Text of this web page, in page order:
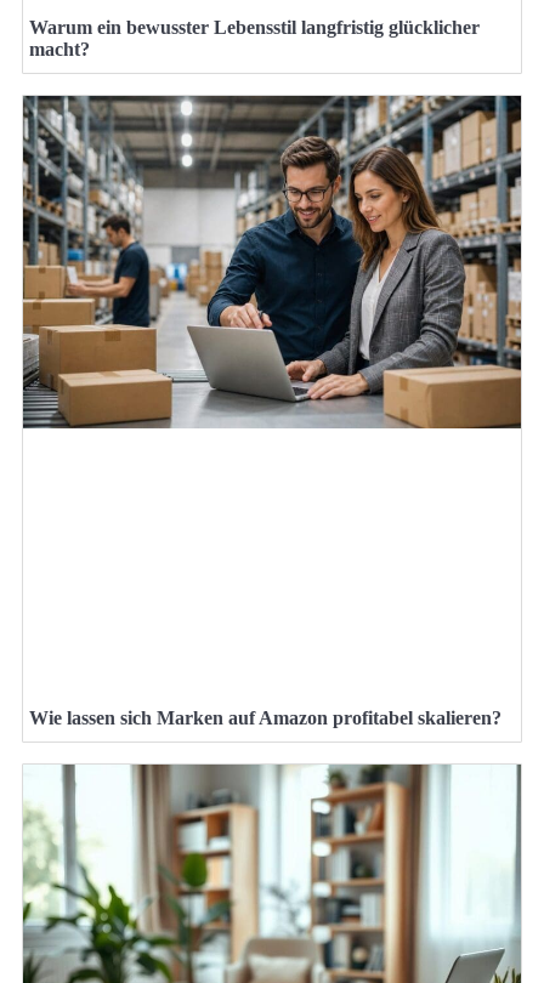
Warum ein bewusster Lebensstil langfristig glücklicher
macht?
Wie lassen sich Marken auf Amazon profitabel skalieren?